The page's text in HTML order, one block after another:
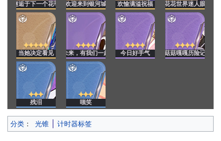
邂逅于下一个花季 欢迎来到银河城 欢愉满溢祝福 花花世界迷人眼
当她决定看见 未来，有我们一起 今日好手气 菇菇嘎嘎历险记
残泪 嗤笑
分类 ： 光锥 计时器标签